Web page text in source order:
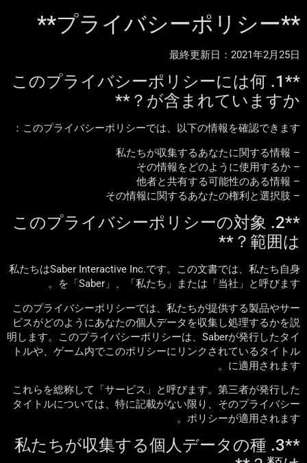
**プライバシーポリシー**
最終更新日：2021年2月25日
**1. このプライバシーポリシーには何
が含まれていますか？**
このプライバシーポリシーでは、以下の情報を確認できます：
– 私たちが収集するあなたに関する情報
– その情報をどのように使用するか
– 他者と共有する可能性のある情報
– その情報に関するあなたの権利と選択肢
**2. このプライバシーポリシーの対象
範囲は？**
私たちはSaber Interactive Inc.です。この文書では、私たち自身
を「Saber」、「私たち」または「当社」と呼びます。
このプライバシーポリシーでは、私たちが提供する製品やサー
ビスがどのようにあなたの個人データを収集し処理するかを説
明します。このプライバシーポリシーは、Saberが発行したタイ
トルや、ゲーム内でこのポリシーにリンクされているタイトル
に適用されます。
これらを総称して「サービス」と呼びます。第三者が発行した
タイトルについては、特に記載がない限り、そのプライバシー
ポリシーが適用されます。
**3. 私たちが収集する個人データの種